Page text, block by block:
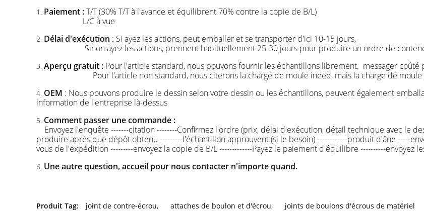
1. Paiement :T/T (30% T/T à l'avance et équilibrent 70% contre la copie de B/L)
L/C à vue
2. Délai d'exécution : Si ayez les actions, peut emballer et se transporter d'ici 10-15 jours,
Sinon ayez les actions, prennent habituellement 25-30 jours pour produire un ordre de
3. Aperçu gratuit : Pour l'article standard, nous pouvons fournir les échantillons librement. messager coûté
Pour l'article non standard, nous citerons la charge de moule ineed, mais la charge de
4. OEM : Nous pouvons produire le dessin selon votre dessin ou les échantillons, peuvent également
information de l'entreprise là-dessus
5. Comment passer une commande :
Envoyez l'enquête -------citation --------Confirmez l'ordre (prix, délai d'exécution, détail technique avec le
produire après que dépôt obtenu ---------l'échantillon approuvent (si le besoin) ------------produit d'âne -----
vous de l'expédition ---------envoyez la copie de B/L -------------Payez le paiement d'équilibre ----------envoyez
6. Une autre question, accueil pour nous contacter n'importe quand.
Produit Tag: joint de contre-écrou, attaches de boulon et d'écrou, joints de boulons d'écrous de matériel